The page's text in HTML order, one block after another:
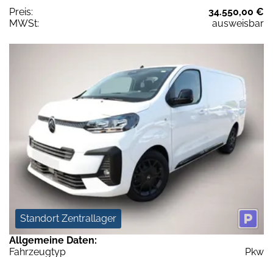
Preis:
34.550,00 €
MWSt:
ausweisbar
Standort Zentrallager
Allgemeine Daten:
Fahrzeugtyp
Pkw